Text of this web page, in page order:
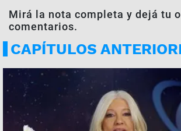
Mirá la nota completa y dejá tu
comentarios.
CAPÍTULOS